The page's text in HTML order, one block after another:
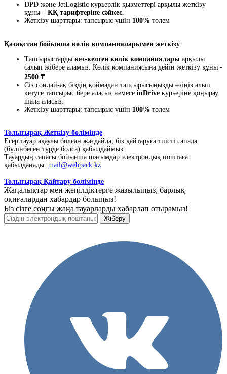
DPD және JetLogistic курьерлік қызметтері арқылы жеткізу
құны – КҚ тарифтеріне сәйкес.
Жеткізу шарттары: тапсырыс үшін 100% төлем
Қазақстан бойынша көлік компанияларымен жеткізу
Тапсырыстарды кез-келген көлік компаниялары арқылы
салып жібере аламыз. Көлік компаниясына дейін жеткізу құны -
2500 ₸
Сіз сондай-ақ біздің қоймадан тапсырысыңызды өзіңіз алып
кетуге тапсырыс бере аласыз немесе inDrive курьеріне қоңырау
шала аласыз.
Жеткізу шарттары: тапсырыс үшін 100% төлем
Толығырақ Жеткізу бөлімінде
Егер тауар ақаулы болған жағдайда, біз қайтаруға тиісті сапада
(бүлінбеген түрде болса) қабылдаймыз.
Тауардың сапасы бойынша шағымдар электрондық поштаға
қабылданады: mail@webpack.kz
Толығырақ Қайтару бөлімінде
Жаңалықтар мен жеңілдіктерге жазылыңыз, барлық
оқиғалардан хабардар болыңыз!
Біз сізге соңғы жаңа тауарларды хабарлап отырамыз!